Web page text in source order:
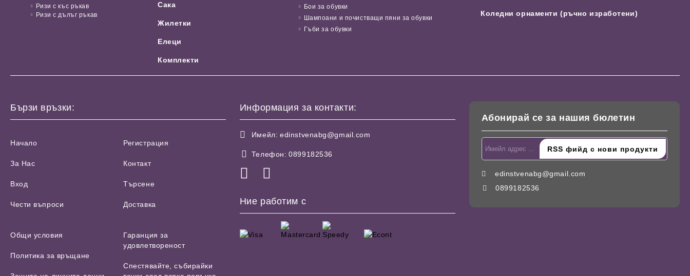
Ризи с къс ръкав
Ризи с дълъг ръкав
Сака
Жилетки
Елеци
Комплекти
Бои за обувки
Шампоани и почистващи пяни за обувки
Гъби за обувки
Коледни орнаменти (ръчно изработени)
Бързи връзки:
Начало
За Нас
Вход
Чести въпроси
Регистрация
Контакт
Търсене
Доставка
Общи условия
Политика за връщане
Гаранция за
удовлетвореност
Спестявайте, събирайки
Информация за контакти:
Имейл: edinstvenabg@gmail.com
Телефон: 0899182536
Ние работим с
Абонирай се за нашия бюлетин
edinstvenabg@gmail.com
0899182536